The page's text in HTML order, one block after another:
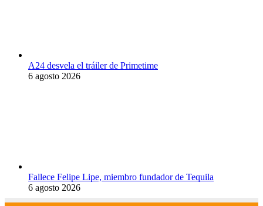
A24 desvela el tráiler de Primetime
6 agosto 2026
Fallece Felipe Lipe, miembro fundador de Tequila
6 agosto 2026